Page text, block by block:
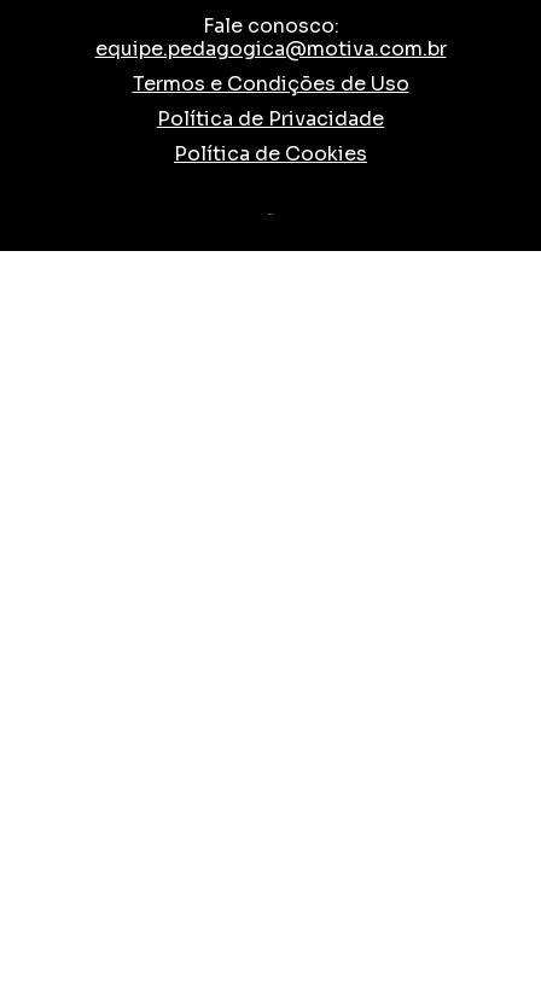
Fale conosco:
equipe.pedagogica@motiva.com.br
Termos e Condições de Uso
Política de Privacidade
Política de Cookies